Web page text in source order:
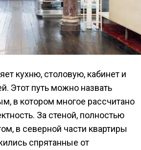
кухню, столовую, кабинет и
Этот путь можно назвать
в котором многое рассчитано
За стеной, полностью
в северной части квартиры
спрятанные от